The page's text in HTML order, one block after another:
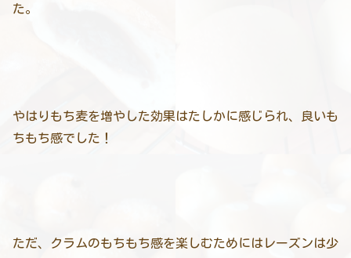
た。
やはりもち麦を増やした効果はたしかに感じられ、良いも
ちもち感でした！
ただ、クラムのもちもち感を楽しむためにはレーズンは少